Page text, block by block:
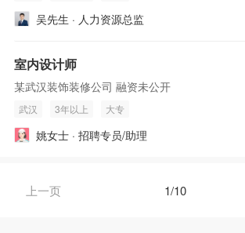
吴先生 · 人力资源总监
室内设计师
某武汉装饰装修公司 融资未公开
武汉 3年以上 大专
姚女士 · 招聘专员/助理
上一页 1/10